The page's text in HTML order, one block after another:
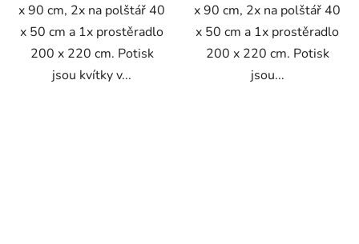
x 90 cm, 2x na polštář 40
x 50 cm a 1x prostěradlo
200 x 220 cm. Potisk
jsou kvítky v...
x 90 cm, 2x na polštář 40
x 50 cm a 1x prostěradlo
200 x 220 cm. Potisk
jsou...